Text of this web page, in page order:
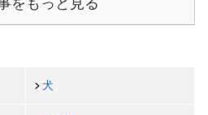
をもっと見る
犬